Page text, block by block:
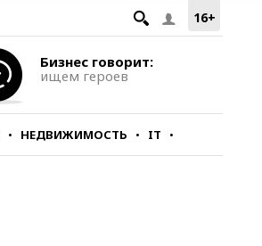
16+
Бизнес говорит:
ищем героев
НЕДВИЖИМОСТЬ IT